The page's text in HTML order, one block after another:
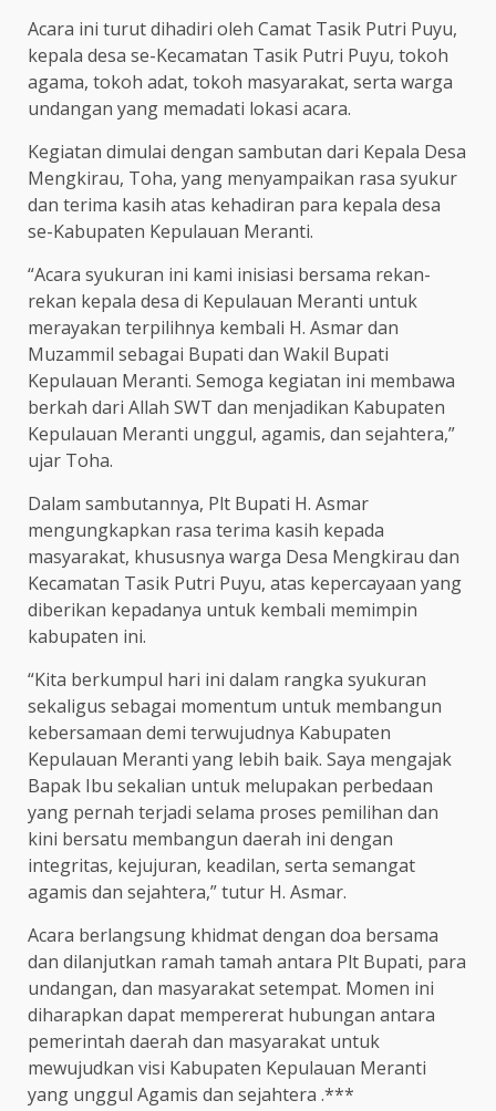
Acara ini turut dihadiri oleh Camat Tasik Putri Puyu,
kepala desa se-Kecamatan Tasik Putri Puyu, tokoh
agama, tokoh adat, tokoh masyarakat, serta warga
undangan yang memadati lokasi acara.
Kegiatan dimulai dengan sambutan dari Kepala Desa
Mengkirau, Toha, yang menyampaikan rasa syukur
dan terima kasih atas kehadiran para kepala desa
se-Kabupaten Kepulauan Meranti.
“Acara syukuran ini kami inisiasi bersama rekan-
rekan kepala desa di Kepulauan Meranti untuk
merayakan terpilihnya kembali H. Asmar dan
Muzammil sebagai Bupati dan Wakil Bupati
Kepulauan Meranti. Semoga kegiatan ini membawa
berkah dari Allah SWT dan menjadikan Kabupaten
Kepulauan Meranti unggul, agamis, dan sejahtera,”
ujar Toha.
Dalam sambutannya, Plt Bupati H. Asmar
mengungkapkan rasa terima kasih kepada
masyarakat, khususnya warga Desa Mengkirau dan
Kecamatan Tasik Putri Puyu, atas kepercayaan yang
diberikan kepadanya untuk kembali memimpin
kabupaten ini.
“Kita berkumpul hari ini dalam rangka syukuran
sekaligus sebagai momentum untuk membangun
kebersamaan demi terwujudnya Kabupaten
Kepulauan Meranti yang lebih baik. Saya mengajak
Bapak Ibu sekalian untuk melupakan perbedaan
yang pernah terjadi selama proses pemilihan dan
kini bersatu membangun daerah ini dengan
integritas, kejujuran, keadilan, serta semangat
agamis dan sejahtera,” tutur H. Asmar.
Acara berlangsung khidmat dengan doa bersama
dan dilanjutkan ramah tamah antara Plt Bupati, para
undangan, dan masyarakat setempat. Momen ini
diharapkan dapat mempererat hubungan antara
pemerintah daerah dan masyarakat untuk
mewujudkan visi Kabupaten Kepulauan Meranti
yang unggul Agamis dan sejahtera .***